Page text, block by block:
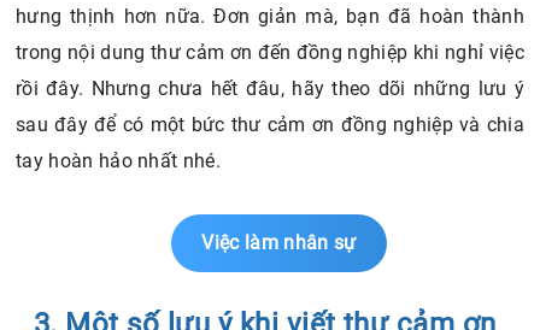
hưng thịnh hơn nữa. Đơn giản mà, bạn đã hoàn thành
trong nội dung thư cảm ơn đến đồng nghiệp khi nghỉ việc
rồi đây. Nhưng chưa hết đâu, hãy theo dõi những lưu ý
sau đây để có một bức thư cảm ơn đồng nghiệp và chia
tay hoàn hảo nhất nhé.
Việc làm nhân sự